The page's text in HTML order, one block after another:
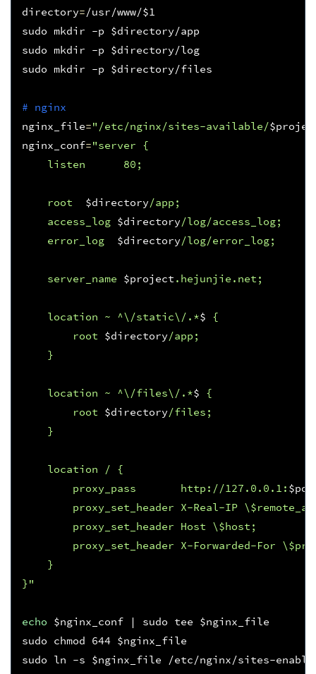
directory=/usr/www/$1
sudo mkdir -p $directory/app
sudo mkdir -p $directory/log
sudo mkdir -p $directory/files
# nginx
nginx_file="/etc/nginx/sites-available/
nginx_conf="server {
    listen      80;
    root
$directory/app;
    access_log
$directory/log/access_log;
    error_log
$directory/log/error_log;
    server_name
$project .hejunjie.net;
    location ~ ^\/static\/.*
$ {
        root
$directory/app;
    }
    location ~ ^\/files\/.*
$ {
        root
$directory/files;
    }
    location / {
        proxy_pass       http://127.0.0.1:
proxy_set_header X-Real-IP
        proxy_set_header Host \$host;
proxy_set_header X-Forwarded-For
    }
}"
echo $nginx_conf | sudo tee $nginx_file
sudo chmod 644 $nginx_file
sudo ln -s $nginx_file /etc/nginx/sites-